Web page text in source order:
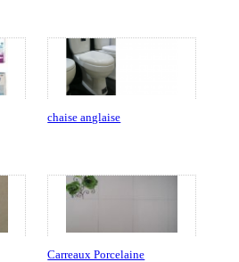
chaise anglaise
Carreaux Porcelaine